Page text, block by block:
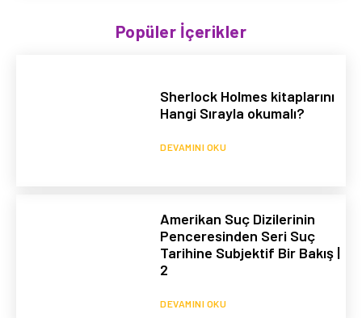
Popüler İçerikler
Sherlock Holmes kitaplarını
Hangi Sırayla okumalı?
DEVAMINI OKU
Amerikan Suç Dizilerinin
Penceresinden Seri Suç
Tarihine Subjektif Bir Bakış |
2
DEVAMINI OKU